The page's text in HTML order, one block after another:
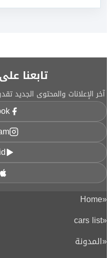
تابعنا
آخر الإعلانات والمحتوى الجديد
«
Home
«
cars list
«المدونة